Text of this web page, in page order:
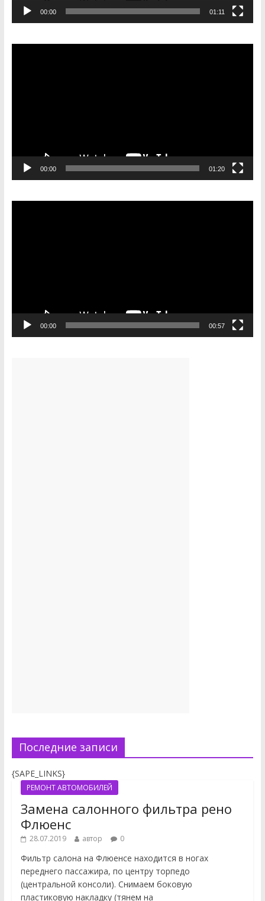
00:00 01:11
00:00 01:20
00:00 00:57
Последние записи
{SAPE_LINKS}
РЕМОНТ АВТОМОБИЛЕЙ
Замена салонного фильтра рено
Флюенс
28.07.2019 автор 0
Фильтр салона на Флюенсе находится в ногах
переднего пассажира, по центру торпедо
(центральной консоли). Снимаем боковую
пластиковую накладку (тянем на